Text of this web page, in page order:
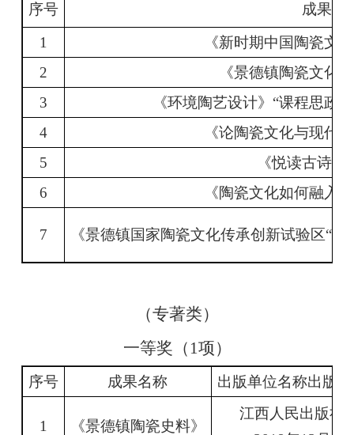
序号
成果名
1
《新时期中国陶瓷文
2
《景德镇陶瓷文化
3
《环境陶艺设计》 “课程思政
4
《论陶瓷文化与现代
5
《悦读古诗传
6
《陶瓷文化如何融入
7 《景德镇国家陶瓷文化传承创新试验区“研
（专著类）
一等奖（ 1项）
序号 成果名称 出版单位名称出版
1 《景德镇陶瓷史料》
江西人民出版社